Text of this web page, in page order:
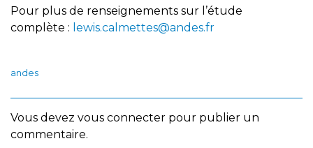
Pour plus de renseignements sur l’étude
complète : lewis.calmettes@andes.fr
andes
Vous devez vous connecter pour publier un
commentaire.